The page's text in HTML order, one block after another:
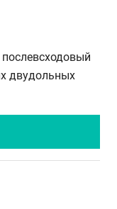
двудольных